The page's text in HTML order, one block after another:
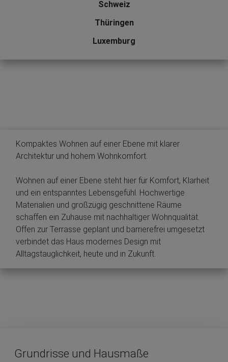
Schweiz
Thüringen
Luxemburg
Kompaktes Wohnen auf einer Ebene mit klarer
Architektur und hohem Wohnkomfort.
Wohnen auf einer Ebene steht hier für Komfort, Klarheit
und ein entspanntes Lebensgefühl. Hochwertige
Materialien und großzügig geschnittene Räume
schaffen ein Zuhause mit nachhaltiger Wohnqualität.
Offen zur Terrasse geplant und barrierefrei umgesetzt
verbindet das Haus modernes Design mit
Alltagstauglichkeit, heute und in Zukunft.
Grundrisse und Hausmaße